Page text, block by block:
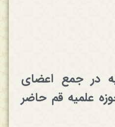
در جمع اعضای
علمیه قم حاضر